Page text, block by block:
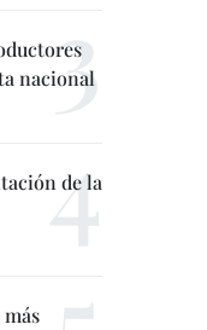
nacional
de la